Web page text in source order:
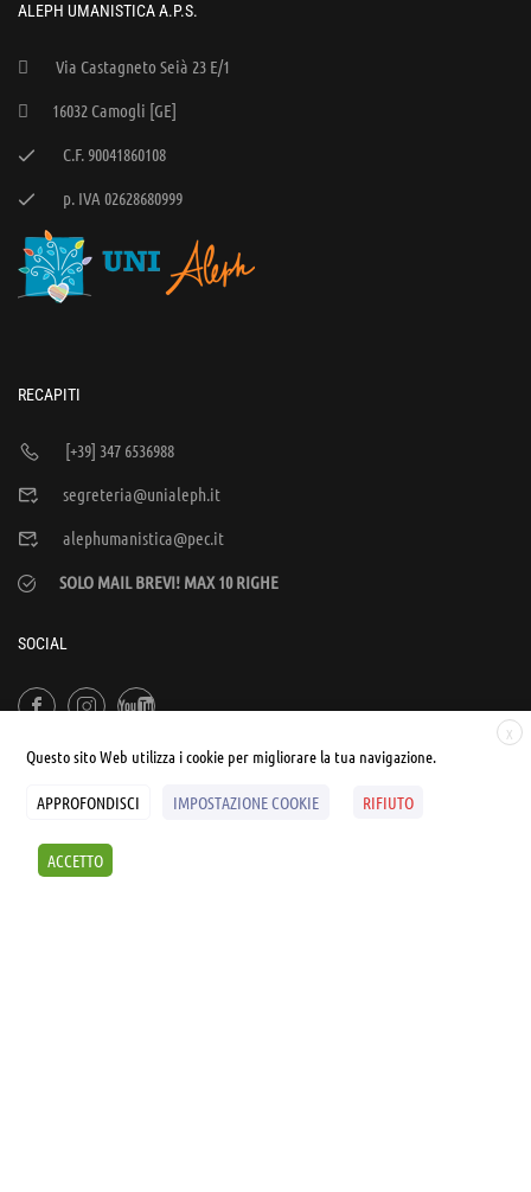
ALEPH UMANISTICA A.P.S.
Via Castagneto Seià 23 E/1
16032 Camogli [GE]
C.F. 90041860108
p. IVA 02628680999
RECAPITI
[+39] 347 6536988
segreteria@unialeph.it
alephumanistica@pec.it
SOLO MAIL BREVI! MAX 10 RIGHE
SOCIAL
Sintesi e liberatorie
X
Questo sito Web utilizza i cookie per migliorare la tua navigazione.
APPROFONDISCI IMPOSTAZIONE COOKIE RIFIUTO
ACCETTO